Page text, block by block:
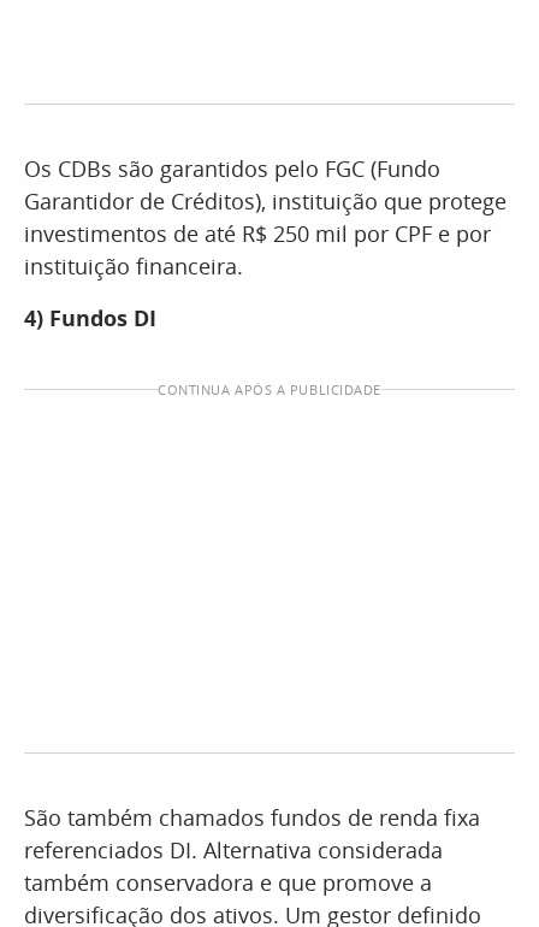
Os CDBs são garantidos pelo FGC (Fundo
Garantidor de Créditos), instituição que protege
investimentos de até R$ 250 mil por CPF e por
instituição financeira.
4) Fundos DI
CONTINUA APÓS A PUBLICIDADE
São também chamados fundos de renda fixa
referenciados DI. Alternativa considerada
também conservadora e que promove a
diversificação dos ativos. Um gestor definido